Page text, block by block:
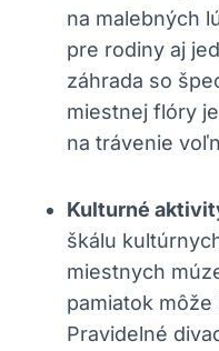
na malebných
⁣pre rodiny aj
záhrada so
miestnej flóry
na​ trávenie
Kulturné
škálu⁣
miestnych
pamiatok
‍Pravidelné